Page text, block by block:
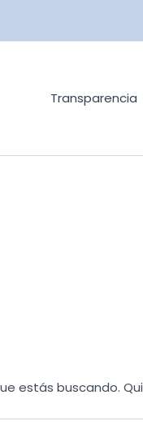
Transparencia
estás buscando.